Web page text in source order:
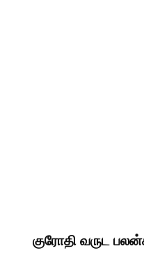
குரோதி வருட